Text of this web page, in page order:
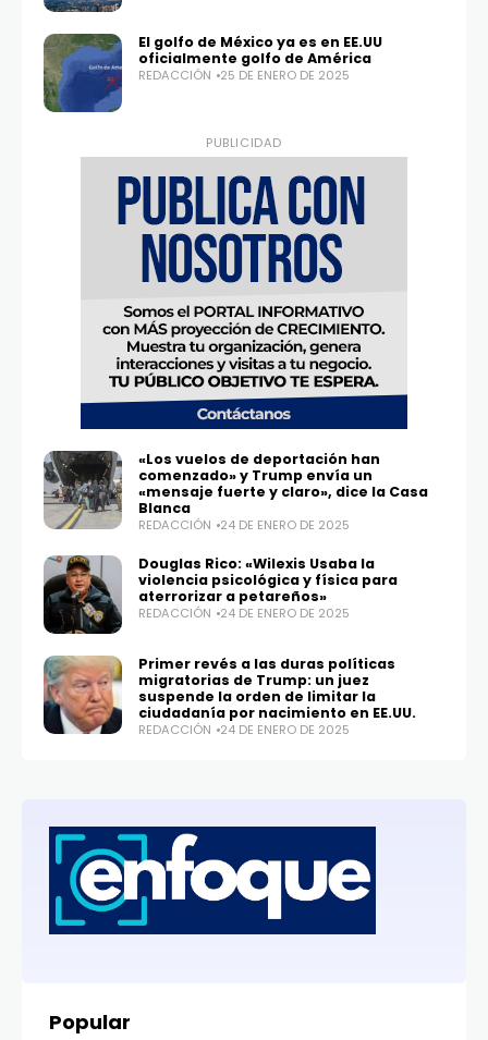
El golfo de México ya es en EE.UU
oficialmente golfo de América
REDACCIÓN 25 DE ENERO DE 2025
PUBLICIDAD
«Los vuelos de deportación han
comenzado» y Trump envía un
«mensaje fuerte y claro», dice la Casa
Blanca
REDACCIÓN 24 DE ENERO DE 2025
Douglas Rico: «Wilexis Usaba la
violencia psicológica y física para
aterrorizar a petareños»
REDACCIÓN 24 DE ENERO DE 2025
Primer revés a las duras políticas
migratorias de Trump: un juez
suspende la orden de limitar la
ciudadanía por nacimiento en EE.UU.
REDACCIÓN 24 DE ENERO DE 2025
Popular